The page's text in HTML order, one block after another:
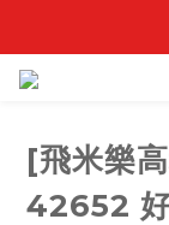
[飛米樂
42652